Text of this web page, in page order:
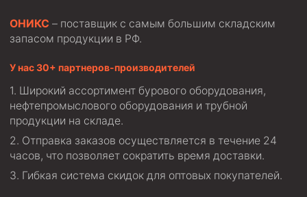
ОНИКС – поставщик с самым большим складским
запасом продукции в РФ.
У нас 30+ партнеров-производителей
Широкий ассортимент бурового оборудования,
нефтепромыслового оборудования и трубной
продукции на складе.
Отправка заказов осуществляется в течение 24
часов, что позволяет сократить время доставки.
Гибкая система скидок для оптовых покупателей.